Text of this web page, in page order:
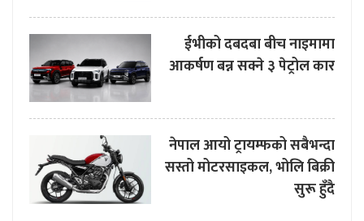
ईभीको दबदबा बीच नाइमामा
आकर्षण बन्न सक्ने ३ पेट्रोल कार
नेपाल आयो ट्रायम्फको सबैभन्दा
सस्तो मोटरसाइकल, भोलि बिक्री
सुरू हुँदै